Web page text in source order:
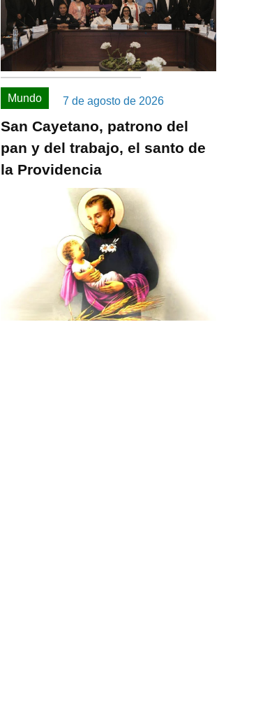
Mundo 7 de agosto de 2026
San Cayetano, patrono del
pan y del trabajo, el santo de
la Providencia